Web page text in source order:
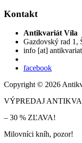
Kontakt
Antikvariát Víla
Gazdovský rad 1,
info [at]
facebook
Copyright © 2026
VÝPREDAJ
– 30 % ZĽAVA!
Milovníci kníh, pozor!